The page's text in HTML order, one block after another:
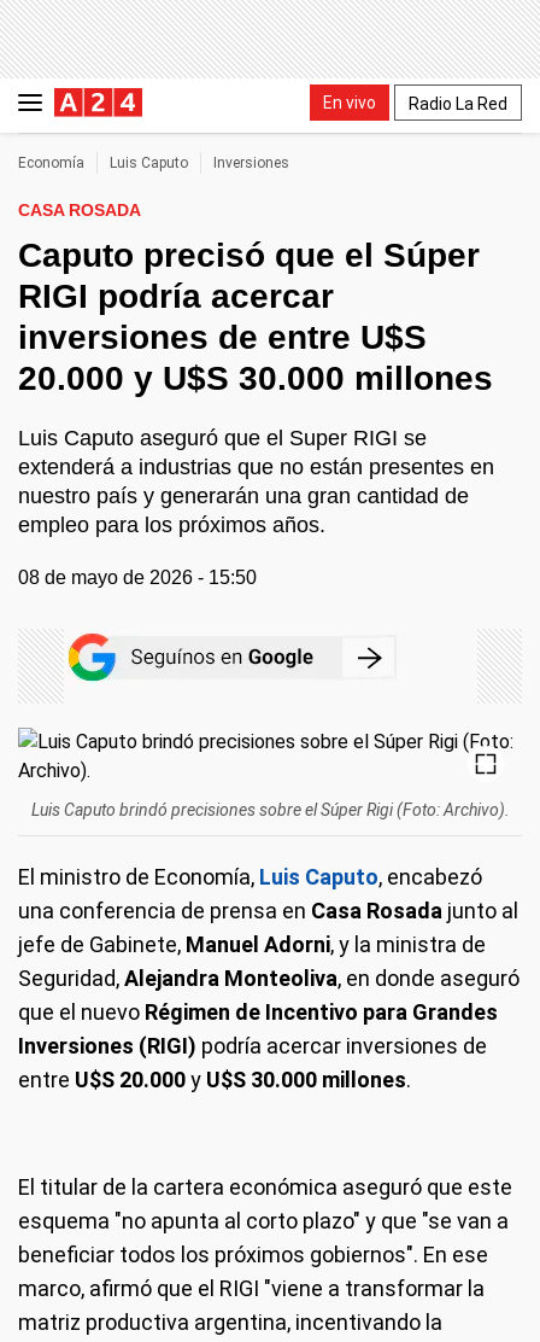
En vivo Radio La Red
Economía Luis Caputo Inversiones
CASA ROSADA
Caputo precisó que el Súper
RIGI podría acercar
inversiones de entre U$S
20.000 y U$S 30.000 millones
Luis Caputo aseguró que el Super RIGI se
extenderá a industrias que no están presentes en
nuestro país y generarán una gran cantidad de
empleo para los próximos años.
08 de mayo de 2026 - 15:50
Luis Caputo brindó precisiones sobre el Súper Rigi (Foto: Archivo).
El ministro de Economía, Luis Caputo, encabezó
una conferencia de prensa en Casa Rosada junto al
jefe de Gabinete, Manuel Adorni, y la ministra de
Seguridad,Alejandra Monteoliva, en donde aseguró
que el nuevo Régimen de Incentivo para Grandes
Inversiones (RIGI) podría acercar inversiones de
entre U$S 20.000y U$S 30.000 millones.
El titular de la cartera económica aseguró que este
esquema "no apunta al corto plazo" y que "se van a
beneficiar todos los próximos gobiernos". En ese
marco, afirmó que el RIGI "viene a transformar la
matriz productiva argentina, incentivando la